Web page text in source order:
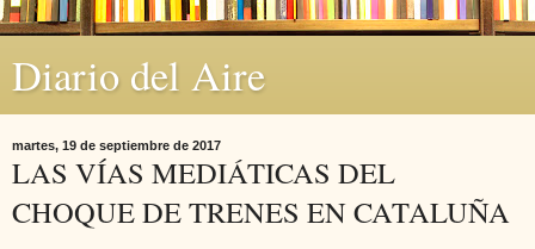
Diario del Aire
martes, 19 de septiembre de 2017
LAS VÍAS MEDIÁTICAS DEL
CHOQUE DE TRENES EN CATALUÑA